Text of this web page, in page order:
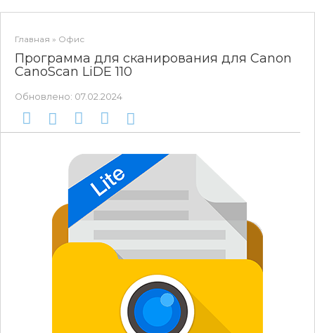
Главная » Офис
Программа для сканирования для Canon
CanoScan LiDE 110
Обновлено: 07.02.2024